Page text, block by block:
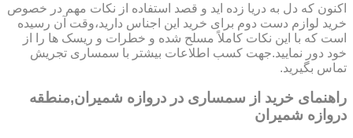
اکنون که دل به دریا زده اید و قصد استفاده از نکات مهم در خصوص
خرید لوازم دست دوم برای خرید این اجناس دارید،وقت آن رسیده
است که با این نکات کاملاً مسلح شده و خطرات و ریسک ها را از
خود دور نمایید.جهت کسب اطلاعات بیشتر با سمساری تجریش
تماس بگیرید.
راهنمای خرید از سمساری در دروازه شمیران,منطقه
دروازه شمیران